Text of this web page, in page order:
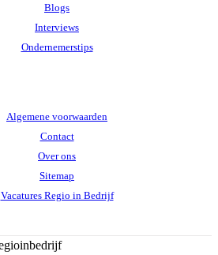
Blogs
Interviews
Ondernemerstips
Algemene voorwaarden
Contact
Over ons
Sitemap
Vacatures Regio in Bedrijf